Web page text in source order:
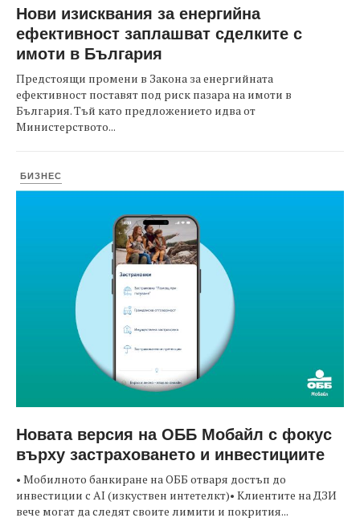
Нови изисквания за енергийна
ефективност заплашват сделките с
имоти в България
Предстоящи промени в Закона за енергийната
ефективност поставят под риск пазара на имоти в
България. Тъй като предложението идва от
Министерството...
БИЗНЕС
Новата версия на ОББ Мобайл с фокус
върху застраховането и инвестициите
• Мобилното банкиране на ОББ отваря достъп до
инвестиции с AI (изкуствен интетелкт)• Клиентите на ДЗИ
вече могат да следят своите лимити и покрития...